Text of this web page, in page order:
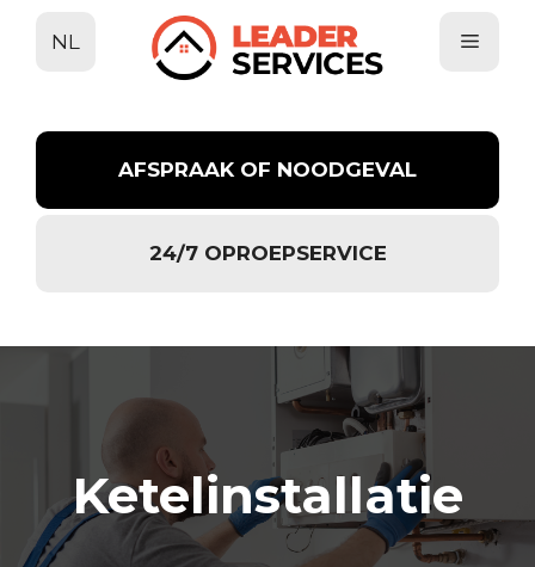
NL
AFSPRAAK OF NOODGEVAL
24/7 OPROEPSERVICE
Ketelinstallatie